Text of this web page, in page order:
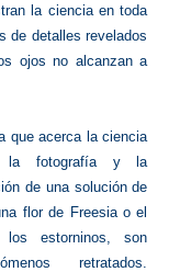
la ciencia en toda
de detalles revelados
ojos no alcanzan a
que acerca la ciencia
la fotografía y la
de una solución de
flor de Freesia o el
los estorninos, son
retratados.